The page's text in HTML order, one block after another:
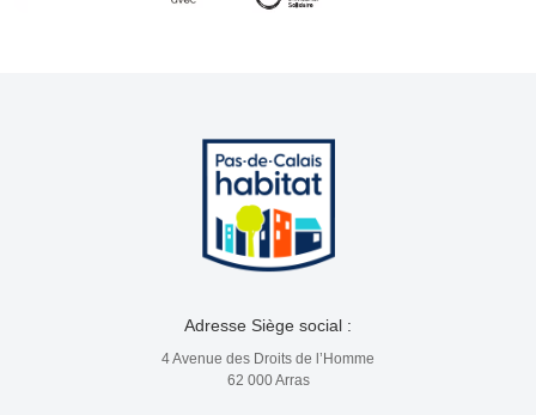
Adresse Siège social :
4 Avenue des Droits de l’Homme
62 000 Arras